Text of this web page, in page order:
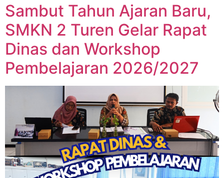
Sambut Tahun Ajaran Baru,
SMKN 2 Turen Gelar Rapat
Dinas dan Workshop
Pembelajaran 2026/2027